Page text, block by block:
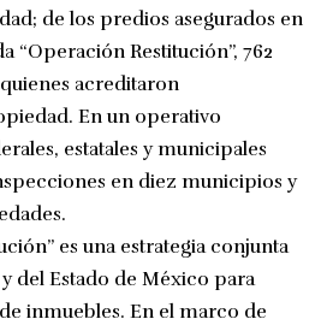
de los predios asegurados en
“Operación Restitución”, 762
acreditaron
En un operativo
estatales y municipales
en diez municipios y
es una estrategia conjunta
del Estado de México para
inmuebles. En el marco de